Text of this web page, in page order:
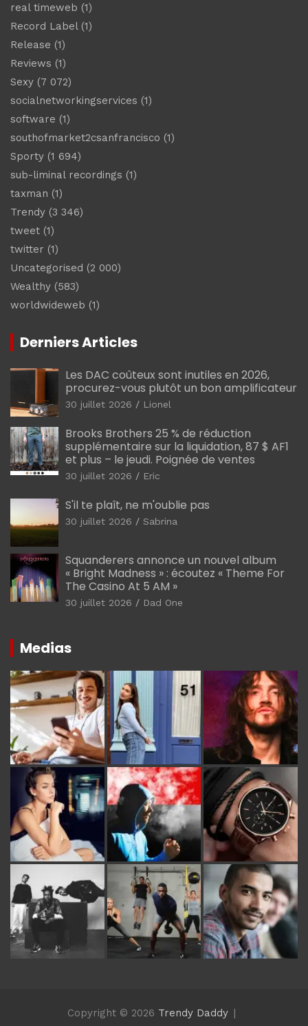
real timeweb (1)
Record Label(1)
Release (1)
Reviews (1)
Sexy (7 072)
socialnetworkingservices (1)
software (1)
southofmarket2csanfrancisco (1)
Sporty (1 694)
sub-liminal recordings (1)
taxman (1)
Trendy (3 346)
tweet (1)
twitter (1)
Uncategorised (2 000)
Wealthy (583)
worldwideweb (1)
Derniers Articles
Les DAC coûteux sont inutiles en 2026,
procurez-vous plutôt un bon amplificateur
30 juillet 2026 Lionel
Brooks Brothers 25 % de réduction
supplémentaire sur la liquidation, 87 $ AF1
et plus – le jeudi. Poignée de ventes
30 juillet 2026 Eric
S'il te plaît, ne m'oublie pas
30 juillet 2026 Sabrina
Squanderers annonce un nouvel album
« Bright Madness » : écoutez « Theme For
The Casino At 5 AM »
30 juillet 2026 Dad One
Medias
Copyright © 2026 Trendy Daddy